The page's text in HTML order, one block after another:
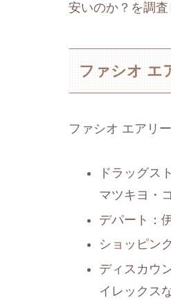
安いのか？を調
ファシオ エ
ファシオ エアリ
ドラッグス
マツキヨ・
デパート：
ショッピン
ディスカウ
イレックス